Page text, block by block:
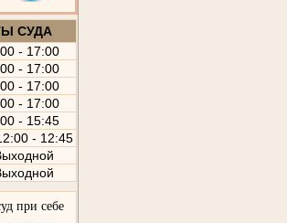
СУДА
- 17:00
- 17:00
- 17:00
- 17:00
- 15:45
- 12:45
при себе